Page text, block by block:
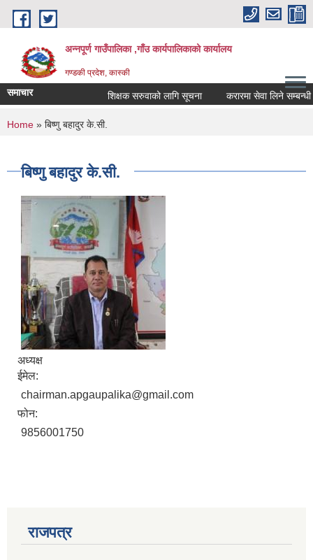
Skip to main content
अन्नपूर्ण गाउँपालिका ,गाँउ कार्यपालिकाको कार्यालय
गण्डकी प्रदेश, कास्की
समाचार शिक्षक सरुवाको लागि सूचना करारमा सेवा लिने सम्बन्धी
You are here
Home » बिष्णु बहादुर के.सी.
बिष्णु बहादुर के.सी.
अध्यक्ष
ईमेल:
chairman.apgaupalika@gmail.com
फोन:
9856001750
राजपत्र